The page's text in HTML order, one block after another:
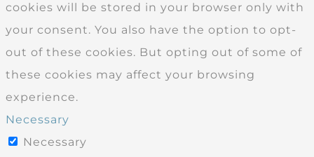
cookies will be stored in your browser only with
your consent. You also have the option to opt-
out of these cookies. But opting out of some of
these cookies may affect your browsing
experience.
Necessary
Necessary